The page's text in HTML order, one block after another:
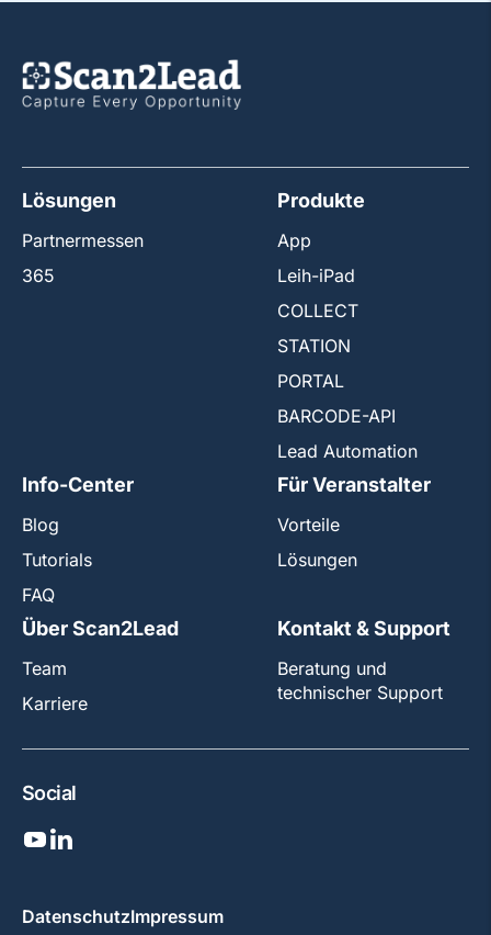
Lösungen
Partnermessen
365
Produkte
App
Leih-iPad
COLLECT
STATION
PORTAL
BARCODE-API
Lead Automation
Info-Center
Blog
Tutorials
FAQ
Für Veranstalter
Vorteile
Lösungen
Über Scan2Lead
Team
Karriere
Kontakt & Support
Beratung und
technischer Support
Social
DatenschutzImpressum